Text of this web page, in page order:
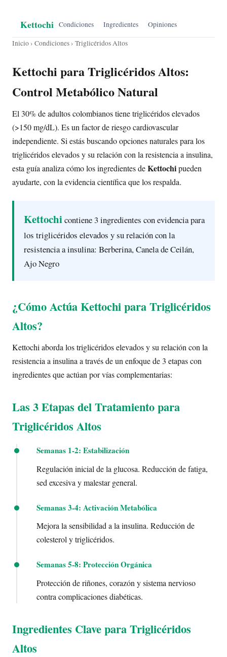
Kettochi Condiciones Ingredientes Opiniones
Inicio› Condiciones› Triglicéridos Altos
Kettochi para Triglicéridos Altos:
Control Metabólico Natural
El 30% de adultos colombianos tiene triglicéridos elevados
(>150 mg/dL). Es un factor de riesgo cardiovascular
independiente. Si estás buscando opciones naturales para los
triglicéridos elevados y su relación con la resistencia a insulina,
esta guía analiza cómo los ingredientes deKettochipueden
ayudarte, con la evidencia científica que los respalda.
Kettochicontiene 3 ingredientes con evidencia para
los triglicéridos elevados y su relación con la
resistencia a insulina: Berberina, Canela de Ceilán,
Ajo Negro
¿Cómo Actúa Kettochi para Triglicéridos
Altos?
Kettochi aborda los triglicéridos elevados y su relación con la
resistencia a insulina a través de un enfoque de 3 etapas con
ingredientes que actúan por vías complementarias:
Las 3 Etapas del Tratamiento para
Triglicéridos Altos
Semanas 1-2: Estabilización
Regulación inicial de la glucosa. Reducción de fatiga,
sed excesiva y malestar general.
Semanas 3-4: Activación Metabólica
Mejora la sensibilidad a la insulina. Reducción de
colesterol y triglicéridos.
Semanas 5-8: Protección Orgánica
Protección de riñones, corazón y sistema nervioso
contra complicaciones diabéticas.
Ingredientes Clave para Triglicéridos
Altos